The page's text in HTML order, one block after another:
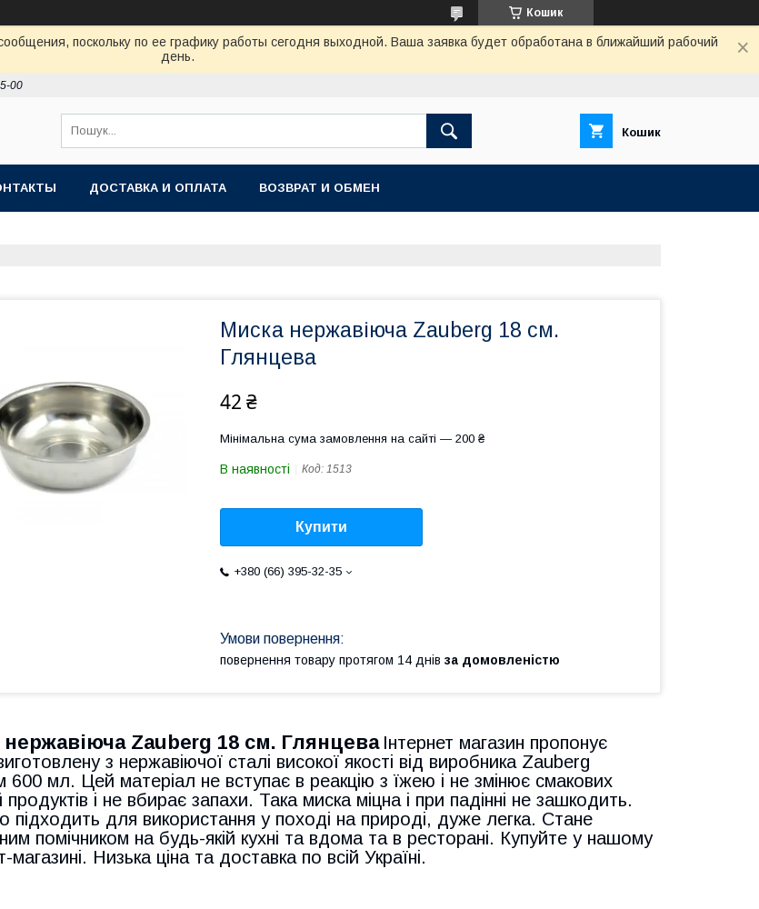
Кошик
поскольку по ее графику работы сегодня выходной. Ваша заявка будет обработана в ближайший рабочий
день.
00
Кошик
ДОСТАВКА И ОПЛАТА ВОЗВРАТ И ОБМЕН
Миска нержавіюча Zauberg 18 см.
Глянцева
42 ₴
Мінімальна сума замовлення на сайті — 200 ₴
В наявності Код: 1513
Купити
+380 (66) 395-32-35
повернення товару протягом 14 днів за домовленістю
Zauberg 18 см. Глянцева Інтернет магазин пропонує
з нержавіючої сталі високої якості від виробника Zauberg
600 мл. Цей матеріал не вступає в реакцію з їжею і не змінює смакових
продуктів і не вбирає запахи. Така миска міцна і при падінні не зашкодить.
підходить для використання у поході на природі, дуже легка. Стане
помічником на будь-якій кухні та вдома та в ресторані. Купуйте у нашому
магазині. Низька ціна та доставка по всій Україні.